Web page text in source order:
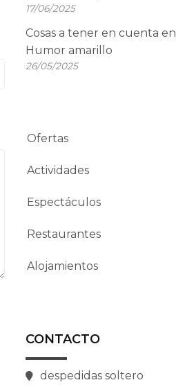
17/06/2025
Cosas a tener en cuenta en
Humor amarillo
26/05/2025
Ofertas
Actividades
Espectáculos
Restaurantes
Alojamientos
CONTACTO
despedidas soltero